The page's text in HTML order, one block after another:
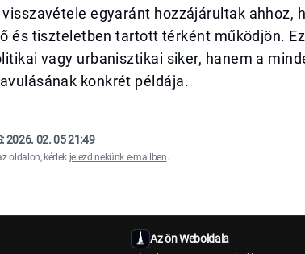
egyaránt hozzájárultak ahhoz,
és tiszteletben tartott térként működjön.
vagy urbanisztikai siker, hanem a
konkrét példája.
2026. 02. 05 21:49
oldalon, kérlek jelezd nekünk e-mailben.
Az ön Weboldala